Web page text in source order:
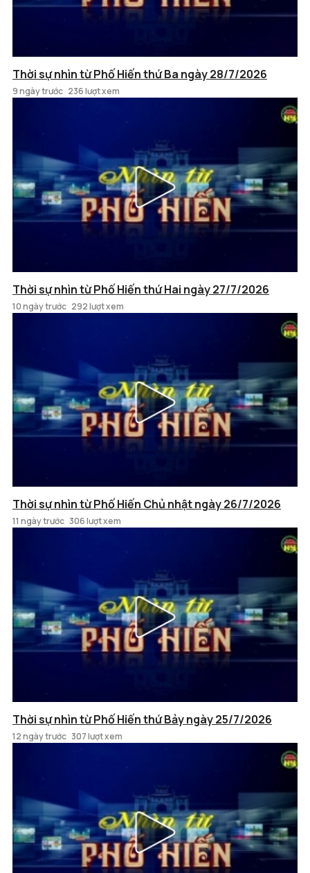
Thời sự nhìn từ Phố Hiến thứ Ba ngày 28/7/2026
9 ngày trước 236 lượt xem
Thời sự nhìn từ Phố Hiến thứ Hai ngày 27/7/2026
10 ngày trước 292 lượt xem
Thời sự nhìn từ Phố Hiến Chủ nhật ngày 26/7/2026
11 ngày trước 306 lượt xem
Thời sự nhìn từ Phố Hiến thứ Bảy ngày 25/7/2026
12 ngày trước 307 lượt xem